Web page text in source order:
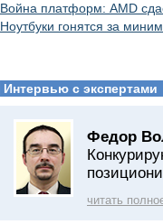
Война платформ: AMD
Ноутбуки гонятся за
Интервью с экспертами
Федор
читать